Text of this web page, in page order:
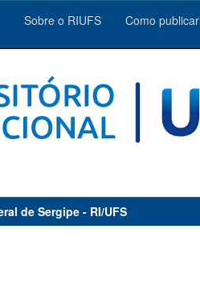
Sobre o RIUFS Como publicar
de Sergipe - RI/UFS